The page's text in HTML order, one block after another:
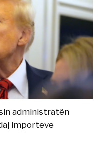
administratën
importeve